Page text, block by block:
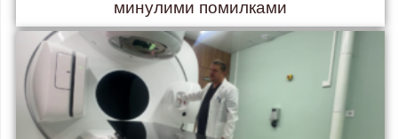
минулими помилками